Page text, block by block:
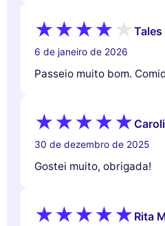
Tales
6 de janeiro de 2026
Passeio muito bom.
30 de dezembro de 2025
Gostei muito, obrigada!
Rita